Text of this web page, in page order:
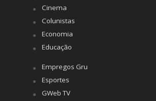
Cinema
Colunistas
Economia
Educação
Empregos Gru
Esportes
GWeb TV